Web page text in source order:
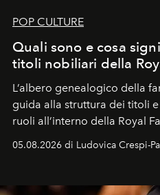
POP CULTURE
Quali sono e cosa
titoli nobiliari della
L’albero genealogico della
guida alla struttura dei titoli
ruoli all’interno della Royal
05.08.2026 di Ludovica Crespi-